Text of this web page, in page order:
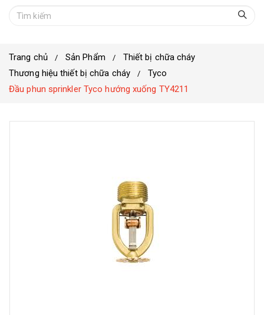
Trang chủ Sản Phẩm
Thiết bị chữa cháy
Thương hiệu thiết bị chữa cháy
Tyco
Đầu phun sprinkler Tyco hướng xuống TY4211